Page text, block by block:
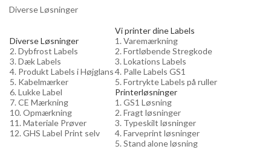
Diverse Løsninger
Diverse Løsninger
2. Dybfrost Labels
3. Dæk Labels
4. Produkt Labels i Højglans
5. Kabelmærker
6. Lukke Label
7. CE Mærkning
10. Opmærkning
11. Materiale Prøver
12. GHS Label Print selv
Vi printer dine Labels
1. Varemærkning
2. Fortløbende Stregkode
3. Lokations Labels
4. Palle Labels GS1
5. Fortrykte Labels på ruller
Printerløsninger
1. GS1 Løsning
2. Fragt løsninger
3. Typeskilt løsninger
4. Farveprint løsninger
5. Stand alone løsning